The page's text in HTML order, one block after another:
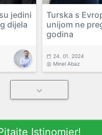
jedini
dijela
Turska s
unijom ne
godina
24. 01. 2024
Minel Abaz
Istinomjer!